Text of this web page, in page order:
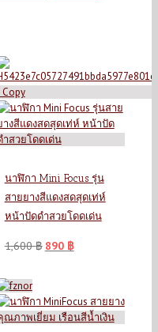
นาฬิกา Mini Focus รุ่น
สายยางสีแดงสดสุดเท่ห์
หน้าปัดดำสวยโดดเด่น
1,600฿ 890 ฿